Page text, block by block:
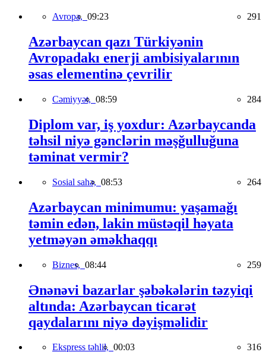
Avropa, 09:23 291
Azərbaycan qazı Türkiyənin
Avropadakı enerji ambisiyalarının
əsas elementinə çevrilir
Cəmiyyət, 08:59 284
Diplom var, iş yoxdur: Azərbaycanda
təhsil niyə gənclərin məşğulluğuna
təminat vermir?
Sosial sahə, 08:53 264
Azərbaycan minimumu: yaşamağı
təmin edən, lakin müstəqil həyata
yetməyən əməkhaqqı
Biznes, 08:44 259
Ənənəvi bazarlar şəbəkələrin təzyiqi
altında: Azərbaycan ticarət
qaydalarını niyə dəyişməlidir
Ekspress təhlil, 00:03 316